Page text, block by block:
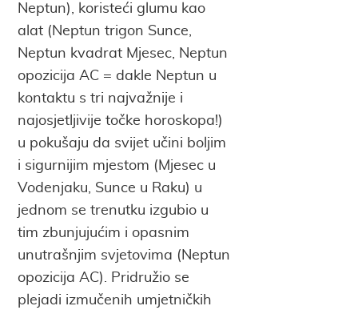
Neptun), koristeći glumu kao
alat (Neptun trigon Sunce,
Neptun kvadrat Mjesec, Neptun
opozicija AC = dakle Neptun u
kontaktu s tri najvažnije i
najosjetljivije točke horoskopa!)
u pokušaju da svijet učini boljim
i sigurnijim mjestom (Mjesec u
Vodenjaku, Sunce u Raku) u
jednom se trenutku izgubio u
tim zbunjujućim i opasnim
unutrašnjim svjetovima (Neptun
opozicija AC). Pridružio se
plejadi izmučenih umjetničkih